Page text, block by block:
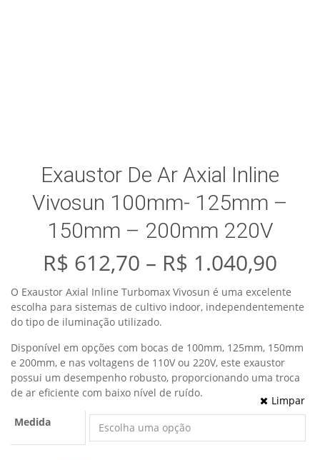
Exaustor De Ar Axial Inline
Vivosun 100mm- 125mm –
150mm – 200mm 220V
R$ 612,70 – R$ 1.040,90
R$
O Exaustor Axial Inline Turbomax Vivosun é uma excelente
escolha para sistemas de cultivo indoor, independentemente
do tipo de iluminação utilizado.
Disponível em opções com bocas de 100mm, 125mm, 150mm
e 200mm, e nas voltagens de 110V ou 220V, este exaustor
possui um desempenho robusto, proporcionando uma troca
de ar eficiente com baixo nível de ruído.
Medida
Limpar